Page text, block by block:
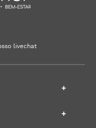
livechat
+
+